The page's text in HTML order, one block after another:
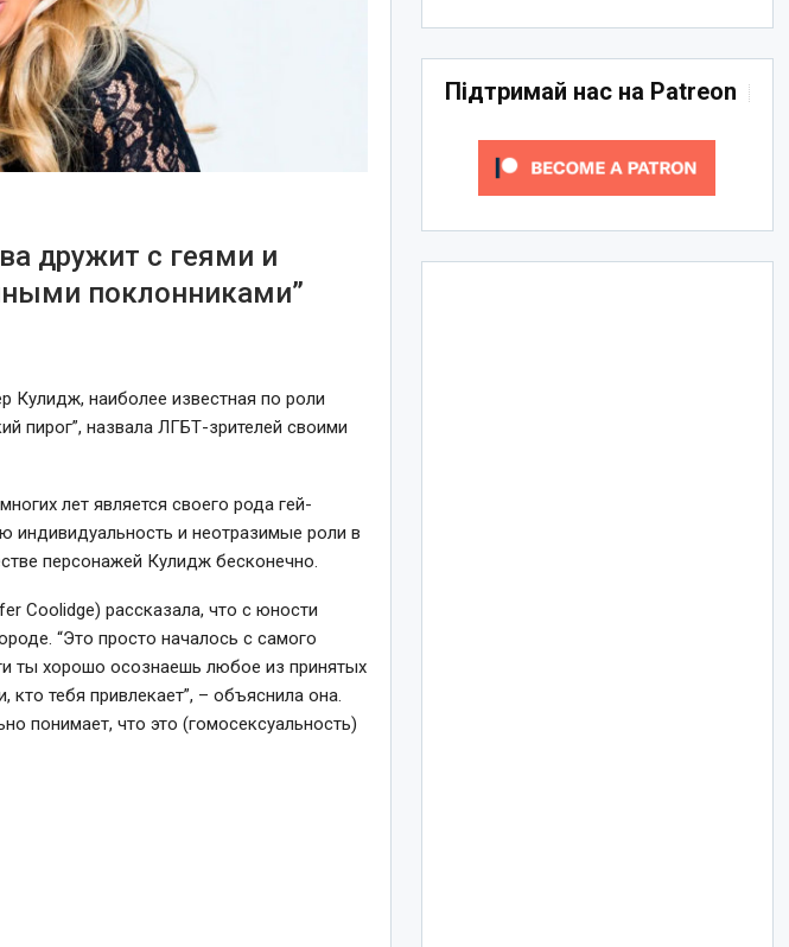
дружит с геями и
поклонниками”
Кулидж, наиболее известная по роли
пирог”, назвала ЛГБТ-зрителей своими
лет является своего рода гей-
и неотразимые роли в
персонажей Кулидж бесконечно.
Coolidge) рассказала, что с юности
“Это просто началось с самого
ты хорошо осознаешь любое из принятых
тебя привлекает”, – объяснила она.
понимает, что это (гомосексуальность)
Підтримай нас на Patreon